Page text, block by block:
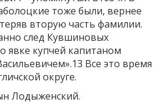
тоже были, вернее
вторую часть фамилии.
след Кувшиновых
явке купчей капитаном
Все это время
округе.
Лодыженский.